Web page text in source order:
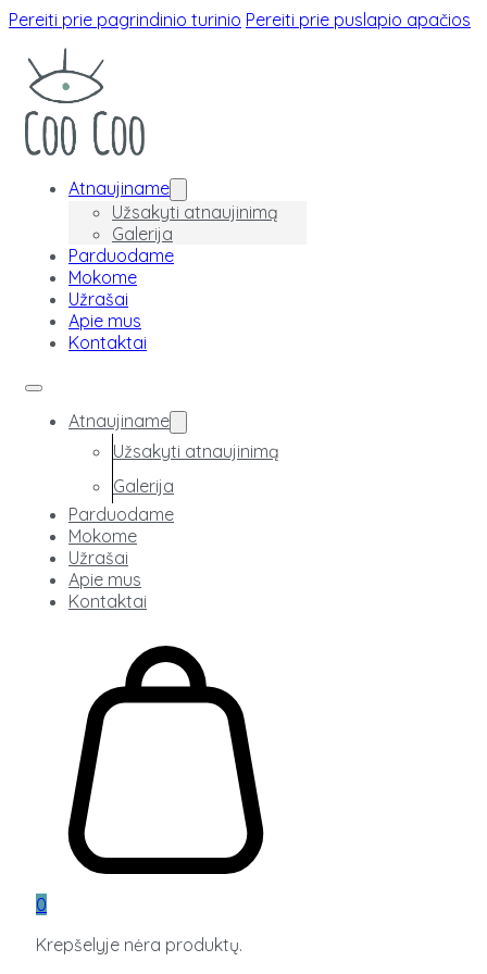
Pereiti prie pagrindinio turinio Pereiti prie puslapio apačios
Atnaujiname
Užsakyti atnaujinimą
Galerija
Parduodame
Mokome
Užrašai
Apie mus
Kontaktai
Atnaujiname
Užsakyti atnaujinimą
Galerija
Parduodame
Mokome
Užrašai
Apie mus
Kontaktai
0
Krepšelyje nėra produktų.